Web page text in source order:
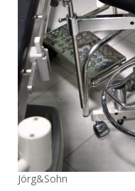
Jörg&Sohn